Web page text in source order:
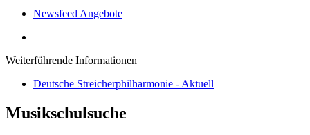
Newsfeed Angebote
Weiterführende Informationen
Deutsche Streicherphilharmonie - Aktuell
Musikschulsuche